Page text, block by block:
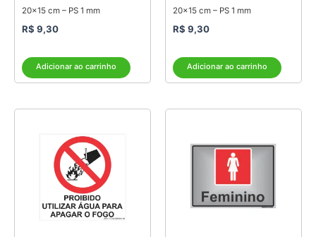
20×15 cm – PS 1 mm
R$ 9,30
Adicionar ao carrinho
20×15 cm – PS 1 mm
R$ 9,30
Adicionar ao carrinho